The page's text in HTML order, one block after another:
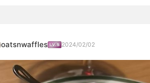
oatsnwaffles 2024/02/02